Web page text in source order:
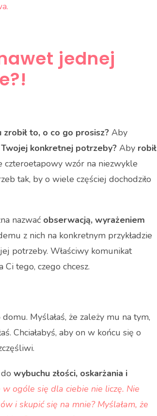
jednej
zrobił to, o co go prosisz? Aby
konkretnej potrzeby? Aby robił
czteroetapowy wzór na niezwykle
tak, by o wiele częściej dochodziło
nazwać obserwacją, wyrażeniem
z nich na konkretnym przykładzie
potrzeby. Właściwy komunikat
tego, czego chcesz.
Myślałaś, że zależy mu na tym,
Chciałabyś, aby on w końcu się o
wybuchu złości, oskarżania i
w ogóle się dla ciebie nie liczę. Nie
i skupić się na mnie? Myślałam, że